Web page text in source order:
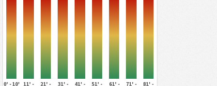
0' - 10'
11' -
21' -
31' -
41' -
51' -
61' -
71' -
81' -